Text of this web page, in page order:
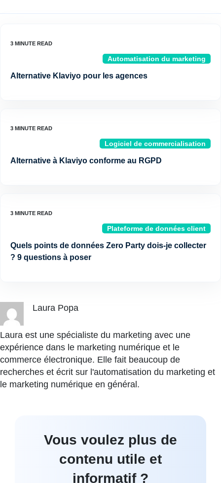
Automatisation du marketing
Alternative Klaviyo pour les agences
Logiciel de commercialisation
Alternative à Klaviyo conforme au RGPD
Plateforme de données client
Quels points de données Zero Party dois-je collecter
? 9 questions à poser
Laura Popa
Laura est une spécialiste du marketing avec une
expérience dans le marketing numérique et le
commerce électronique. Elle fait beaucoup de
recherches et écrit sur l'automatisation du marketing et
le marketing numérique en général.
Vous voulez plus de
contenu utile et
informatif ?